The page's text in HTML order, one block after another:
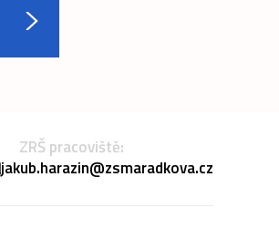
ZRŠ pracoviště:
jakub.harazin@zsmaradkova.cz